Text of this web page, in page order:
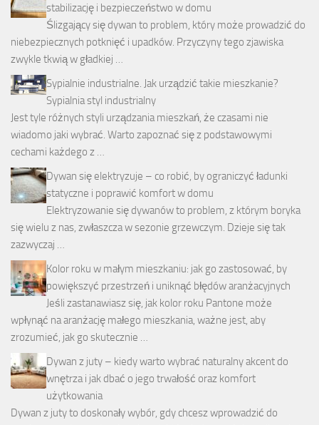
stabilizację i bezpieczeństwo w domu
Ślizgający się dywan to problem, który może prowadzić do
niebezpiecznych potknięć i upadków. Przyczyny tego zjawiska
zwykle tkwią w gładkiej …
Sypialnie industrialne. Jak urządzić takie mieszkanie?
Sypialnia styl industrialny
Jest tyle różnych styli urządzania mieszkań, że czasami nie
wiadomo jaki wybrać. Warto zapoznać się z podstawowymi
cechami każdego z …
Dywan się elektryzuje – co robić, by ograniczyć ładunki
statyczne i poprawić komfort w domu
Elektryzowanie się dywanów to problem, z którym boryka
się wielu z nas, zwłaszcza w sezonie grzewczym. Dzieje się tak
zazwyczaj …
Kolor roku w małym mieszkaniu: jak go zastosować, by
powiększyć przestrzeń i uniknąć błędów aranżacyjnych
Jeśli zastanawiasz się, jak kolor roku Pantone może
wpłynąć na aranżację małego mieszkania, ważne jest, aby
zrozumieć, jak go skutecznie …
Dywan z juty – kiedy warto wybrać naturalny akcent do
wnętrza i jak dbać o jego trwałość oraz komfort
użytkowania
Dywan z juty to doskonały wybór, gdy chcesz wprowadzić do